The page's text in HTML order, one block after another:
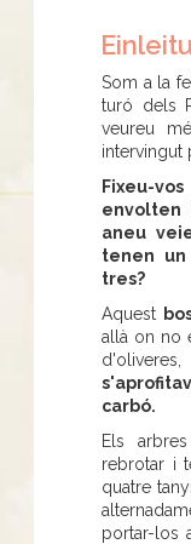
Som a la
turó dels
veureu
intervingut
Fixeu-
aneu
tenen
tres?
Aquest
allà on no
carbó.
Els
rebrotar i
quatre
portar-los